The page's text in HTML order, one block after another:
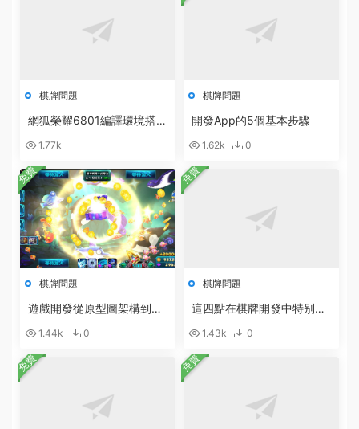
棋牌問題
網狐榮耀6801編譯環境搭建
1.77k
棋牌問題
開發App的5個基本步驟
1.62k 0
棋牌問題
遊戲開發從原型圖架構到設
1.44k 0
免費
棋牌問題
這四點在棋牌開發中特别重
1.43k 0
免費
免費 免費